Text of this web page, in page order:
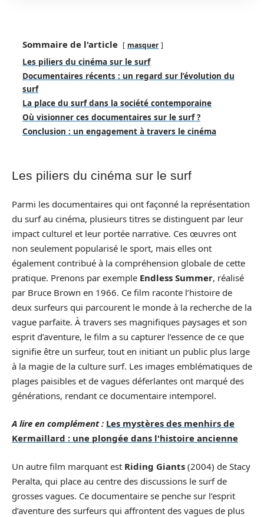
Sommaire de l'article masquer
Les piliers du cinéma sur le surf
Documentaires récents : un regard sur l’évolution du
surf
La place du surf dans la société contemporaine
Où visionner ces documentaires sur le surf ?
Conclusion : un engagement à travers le cinéma
Les piliers du cinéma sur le surf
Parmi les documentaires qui ont façonné la représentation
du surf au cinéma, plusieurs titres se distinguent par leur
impact culturel et leur portée narrative. Ces œuvres ont
non seulement popularisé le sport, mais elles ont
également contribué à la compréhension globale de cette
pratique. Prenons par exemple Endless Summer, réalisé
par Bruce Brown en 1966. Ce film raconte l’histoire de
deux surfeurs qui parcourent le monde à la recherche de la
vague parfaite. À travers ses magnifiques paysages et son
esprit d’aventure, le film a su capturer l’essence de ce que
signifie être un surfeur, tout en initiant un public plus large
à la magie de la culture surf. Les images emblématiques de
plages paisibles et de vagues déferlantes ont marqué des
générations, rendant ce documentaire intemporel.
A lire en complément : Les mystères des menhirs de
Kermaillard : une plongée dans l'histoire ancienne
Un autre film marquant est Riding Giants (2004) de Stacy
Peralta, qui place au centre des discussions le surf de
grosses vagues. Ce documentaire se penche sur l’esprit
d’aventure des surfeurs qui affrontent des vagues de plus